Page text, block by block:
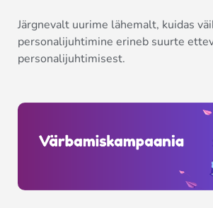
Järgnevalt uurime lähemalt, kuidas
personalijuhtimine erineb suurte
personalijuhtimisest.